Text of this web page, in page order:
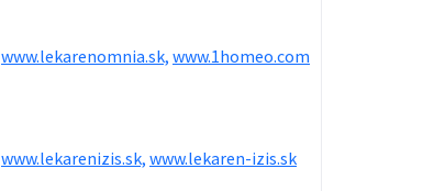
www.lekarenomnia.sk, www.1homeo.com
www.lekarenizis.sk, www.lekaren-izis.sk